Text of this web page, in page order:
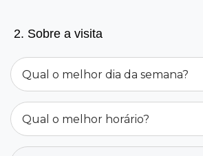
2. Sobre a visita